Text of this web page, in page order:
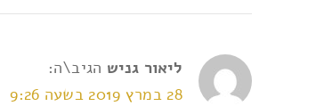
ליאור גניש הגיב\ה:
28 במרץ 2019 בשעה 9:26